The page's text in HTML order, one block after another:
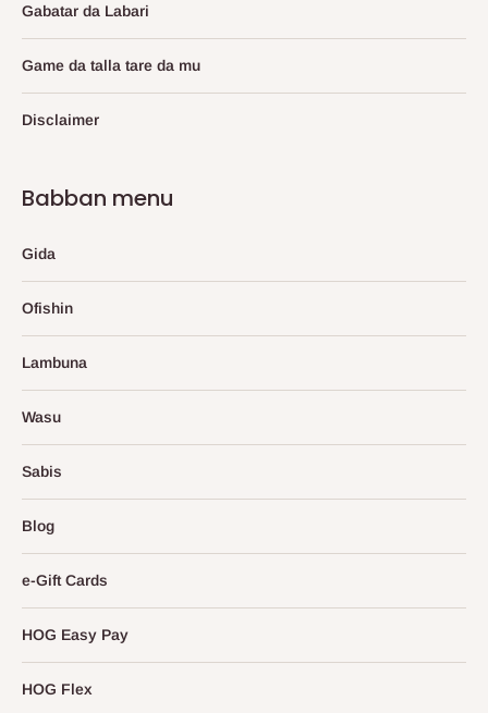
Gabatar da Labari
Game da talla tare da mu
Disclaimer
Babban menu
Gida
Ofishin
Lambuna
Wasu
Sabis
Blog
e-Gift Cards
HOG Easy Pay
HOG Flex